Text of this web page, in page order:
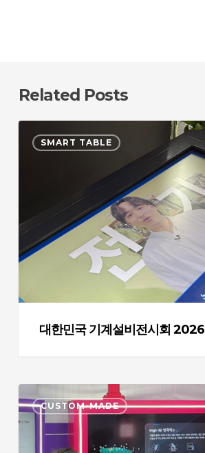
Related Posts
SMART TABLE
계
설
비
대한민국 기계설비전시회 2026
CUSTOM-MADE
터
배